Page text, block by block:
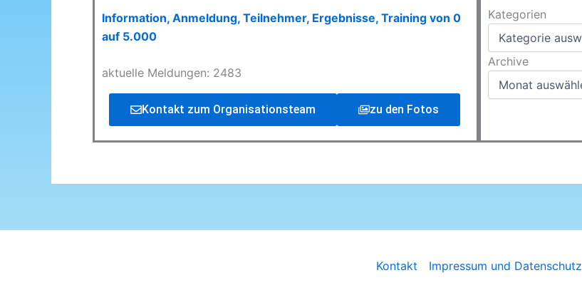
Information, Anmeldung, Teilnehmer, Ergebnisse, Training von 0
auf 5.000
aktuelle Meldungen: 2483
Kontakt zum Organisationsteam zu den Fotos
Kategorien
Kategorien
Archive
Archive
Kontakt Impressum und Datenschutz